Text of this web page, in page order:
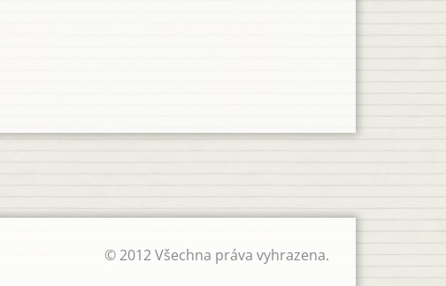
© 2012 Všechna práva vyhrazena.